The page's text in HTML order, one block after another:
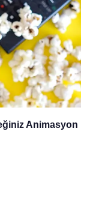
Animasyon